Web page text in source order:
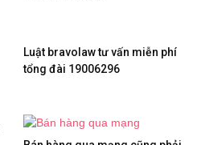
Luật bravolaw tư vấn miễn phí
tổng đài 19006296